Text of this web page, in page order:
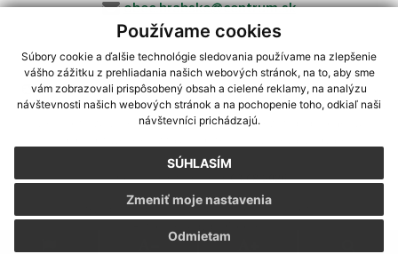
Používame cookies
Súbory cookie a ďalšie technológie sledovania používame na zlepšenie
vášho zážitku z prehliadania našich webových stránok, na to, aby sme
vám zobrazovali prispôsobený obsah a cielené reklamy, na analýzu
návštevnosti našich webových stránok a na pochopenie toho, odkiaľ naši
návštevníci prichádzajú.
SÚHLASÍM
Odmietam
Zmeniť moje nastavenia
obec.hrabske@centrum.sk
využite možnosť získavania aktuálnych informácií s využitím RSS
CMS systém (redakčný) systém ECHELON 2,Mapa stránok,web portál
webex.digital, s.r.o.,domény,registrácia domény
Posledná aktualizácia:03.08.2026
Vytlačiť stránku|Vyhlásenie o prístupnosti